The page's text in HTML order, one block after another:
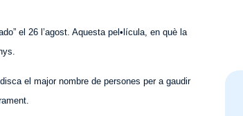
el 26 l’agost. Aquesta pel•lícula, en què la
el major nombre de persones per a gaudir